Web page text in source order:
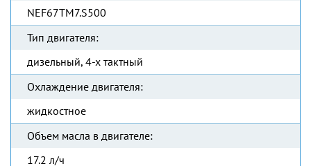
NEF67TM7.S500
Тип двигателя:
дизельный, 4-х тактный
Охлаждение двигателя:
жидкостное
Объем масла в двигателе:
17.2 л/ч